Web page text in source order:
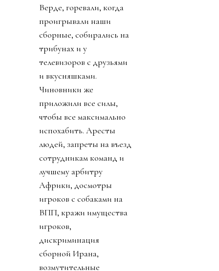
Верде, горевали, когда
проигрывали наши
сборные, собирались на
трибунах и у
телевизоров с друзьями
и вкусняшками.
Чиновники же
приложили все силы,
чтобы все максимально
испохабить. Аресты
людей, запреты на въезд
сотрудникам команд и
лучшему арбитру
Африки, досмотры
игроков с собаками на
ВПП, кражи имущества
игроков,
дискриминация
сборной Ирана,
возмутительные